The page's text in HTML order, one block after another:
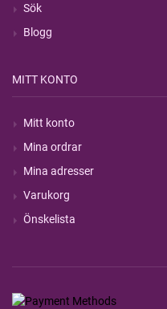
Sök
Blogg
MITT KONTO
Mitt konto
Mina ordrar
Mina adresser
Varukorg
Önskelista